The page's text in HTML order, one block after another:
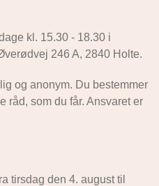
kl. 15.30 - 18.30 i
246 A, 2840 Holte.
og anonym. Du bestemmer
råd, som du får. Ansvaret er
tirsdag den 4. augusttil